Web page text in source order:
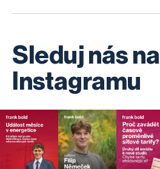
Sleduj nás na
Instagramu